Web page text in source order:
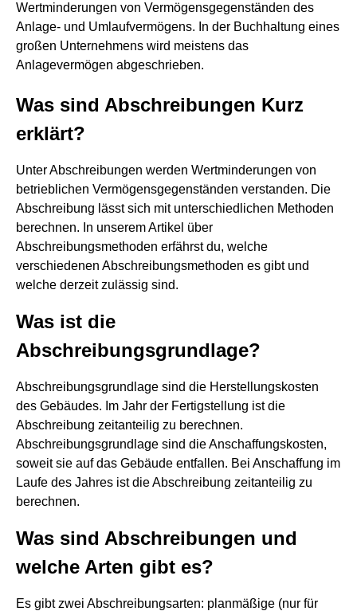
Wertminderungen von Vermögensgegenständen des
Anlage- und Umlaufvermögens. In der Buchhaltung eines
großen Unternehmens wird meistens das
Anlagevermögen abgeschrieben.
Was sind Abschreibungen Kurz
erklärt?
Unter Abschreibungen werden Wertminderungen von
betrieblichen Vermögensgegenständen verstanden. Die
Abschreibung lässt sich mit unterschiedlichen Methoden
berechnen. In unserem Artikel über
Abschreibungsmethoden erfährst du, welche
verschiedenen Abschreibungsmethoden es gibt und
welche derzeit zulässig sind.
Was ist die
Abschreibungsgrundlage?
Abschreibungsgrundlage sind die Herstellungskosten
des Gebäudes. Im Jahr der Fertigstellung ist die
Abschreibung zeitanteilig zu berechnen.
Abschreibungsgrundlage sind die Anschaffungskosten,
soweit sie auf das Gebäude entfallen. Bei Anschaffung im
Laufe des Jahres ist die Abschreibung zeitanteilig zu
berechnen.
Was sind Abschreibungen und
welche Arten gibt es?
Es gibt zwei Abschreibungsarten: planmäßige (nur für